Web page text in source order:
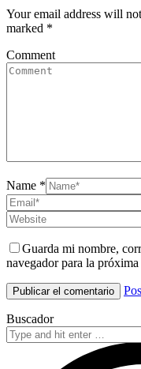
Your email address will
marked *
Comment
Name *
Guarda mi nombre,
navegador para la
Buscador